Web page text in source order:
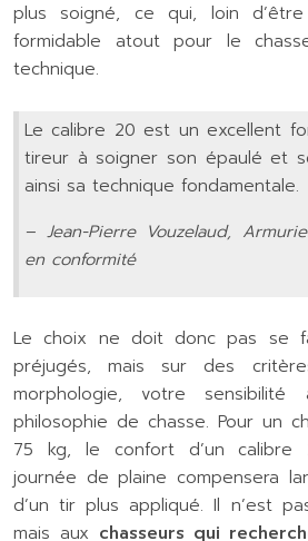
plus soigné, ce qui, loin
formidable atout pour le
technique.
Le calibre 20 est un excellent
tireur à soigner son épaulé et
ainsi sa technique fondamentale.
– Jean-Pierre Vouzelaud,
en conformité
Le choix ne doit donc pas se
préjugés, mais sur des
morphologie, votre
philosophie de chasse. Pour un
75 kg, le confort d’un
journée de plaine compensera
d’un tir plus appliqué. Il n’est
mais aux chasseurs qui